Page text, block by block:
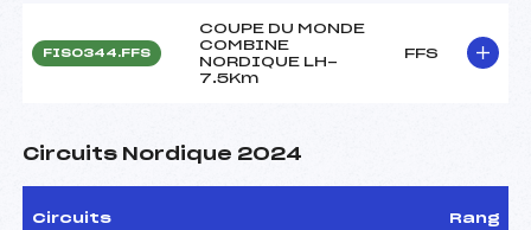
FIS0344.FFS
COUPE DU MONDE
COMBINE
NORDIQUE LH-
7.5Km
FFS
Circuits Nordique 2024
Circuits Rang